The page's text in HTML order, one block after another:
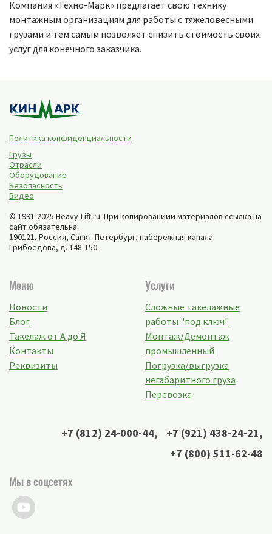
Компания «Техно-Марк» предлагает свою технику
монтажным организациям для работы с тяжеловесными
грузами и тем самым позволяет снизить стоимость своих
услуг для конечного заказчика.
Политика конфиденциальности
Грузы
Отрасли
Оборудование
Безопасность
Видео
© 1991-2025 Heavy-Lift.ru. При копированиии материалов ссылка на
сайт обязательна.
190121, Россия, Санкт-Петербург, набережная канала
Грибоедова, д. 148-150.
Меню
Новости
Блог
Такелаж от А до Я
Контакты
Реквизиты
Услуги
Сложные такелажные
работы "под ключ"
Монтаж/Демонтаж
промышленный
Погрузка/выгрузка
негабаритного груза
Перевозка
+7 (812) 24-000-44, +7 (921) 438-24-21,
+7 (800) 511-62-48
Мы в соцсетях